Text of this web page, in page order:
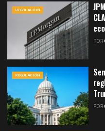
REGULACIÓN
POR
REGULACIÓN
POR